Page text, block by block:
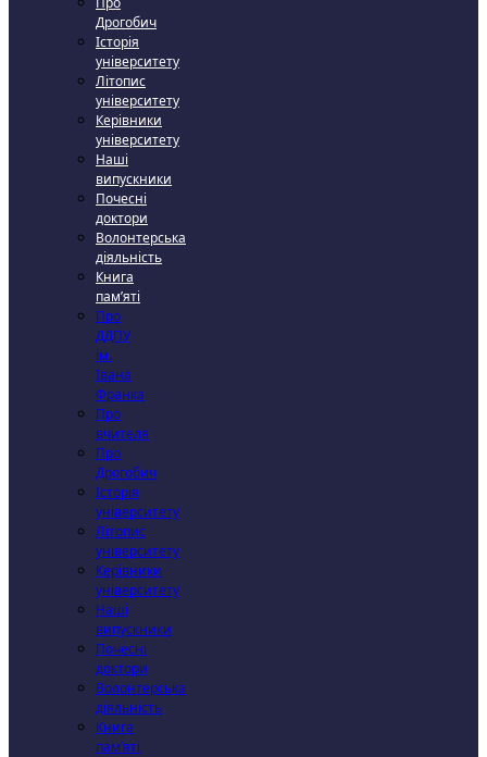
Дрогобич
Історія
університету
Літопис
університету
Керівники
університету
Наші
випускники
Почесні
доктори
Волонтерська
діяльність
Книга
пам’яті
Про
ДДПУ
ім.
Івана
Франка
Про
вчителя
Про
Дрогобич
Історія
університету
Літопис
університету
Керівники
університету
Наші
випускники
Почесні
доктори
Волонтерська
діяльність
Книга
пам’яті